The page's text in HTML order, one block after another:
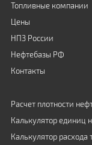
Топливные компании
Цены
НПЗ России
Нефтебазы РФ
Контакты
Расчет плотности
Калькулятор единиц
Калькулятор расхода